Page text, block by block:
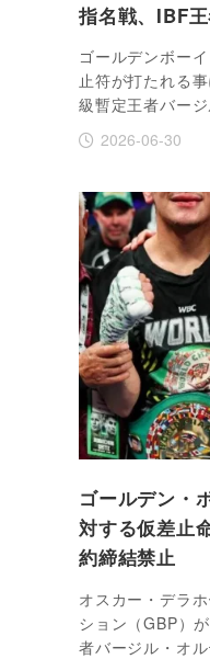
指名戦、IBF
ゴールデンボー
止符が打たれる
級暫定王者バー
2026-06-30
ゴールデン・
対する仮差止
約締結禁止
オスカー・デラ
ション（GBP）
者バージル・オ